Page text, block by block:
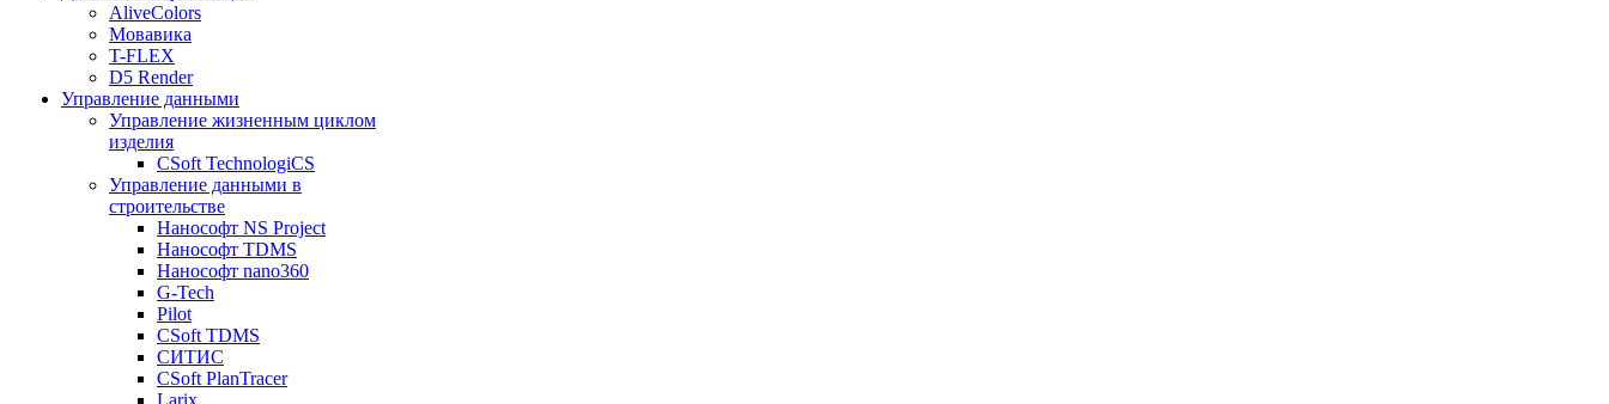
AliveColors
Мовавика
T-FLEX
D5 Render
Управление данными
Управление жизненным циклом
изделия
CSoft TechnologiCS
Управление данными в
строительстве
Нанософт NS Project
Нанософт TDMS
Нанософт nano360
G-Tech
Pilot
CSoft TDMS
СИТИС
CSoft PlanTracer
Larix